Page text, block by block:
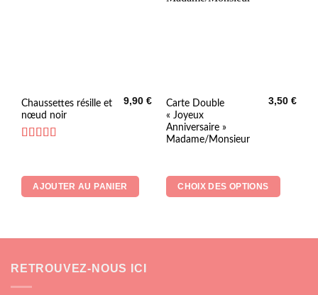
Chaussettes résille et
nœud noir
9,90€
AJOUTER AU PANIER
Carte Double
« Joyeux
Anniversaire »
Madame/Monsieur
3,50€
CHOIX DES OPTIONS
Ce
produit
a
Les
options
choisies
RETROUVEZ-NOUS ICI